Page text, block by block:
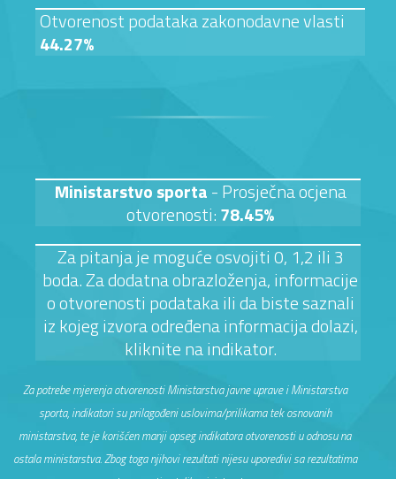
Otvorenost podataka zakonodavne vlasti
44.27%
Ministarstvo sporta- Prosječna ocjena
otvorenosti:78.45%
Za pitanja je moguće osvojiti 0, 1,2 ili 3
boda. Za dodatna obrazloženja, informacije
o otvorenosti podataka ili da biste saznali
iz kojeg izvora određena informacija dolazi,
kliknite na indikator.
Za potrebe mjerenja otvorenosti Ministarstva javne uprave i Ministarstva
sporta, indikatori su prilagođeni uslovima/prilikama tek osnovanih
ministarstva, te je korišćen manji opseg indikatora otvorenosti u odnosu na
ostala ministarstva. Zbog toga njihovi rezultati nijesu uporedivi sa rezultatima